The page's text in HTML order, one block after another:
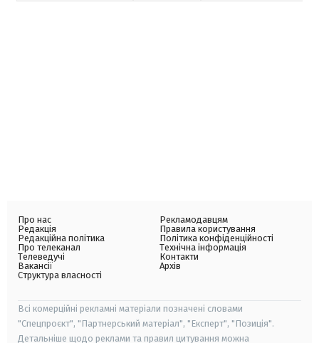
Про нас
Редакція
Редакційна політика
Про телеканал
Телеведучі
Вакансії
Структура власності
Рекламодавцям
Правила користування
Політика конфіденційності
Технічна інформація
Контакти
Архів
Всі комерційні рекламні матеріали позначені словами
"Спецпроєкт", "Партнерський матеріал", "Експерт", "Позиція".
Детальніше щодо реклами та правил цитування можна